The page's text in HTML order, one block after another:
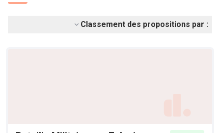
Classement des propositions par :